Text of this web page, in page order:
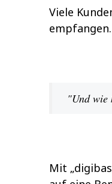
Viele
"Und wie
Mit